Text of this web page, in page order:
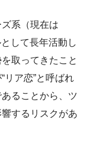
系（現在は
して長年活動し
取ってきたこと
リア恋”と呼ばれ
ることから、ツ
するリスクがあ